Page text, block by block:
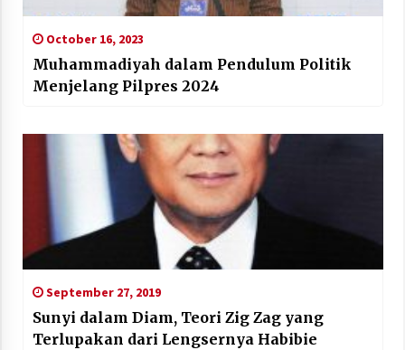
October 16, 2023
Muhammadiyah dalam Pendulum Politik
Menjelang Pilpres 2024
September 27, 2019
Sunyi dalam Diam, Teori Zig Zag yang
Terlupakan dari Lengsernya Habibie